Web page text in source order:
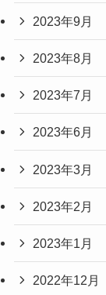
2023年9月
2023年8月
2023年7月
2023年6月
2023年3月
2023年2月
2023年1月
2022年12月